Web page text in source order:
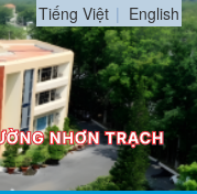
Tiếng Việt English